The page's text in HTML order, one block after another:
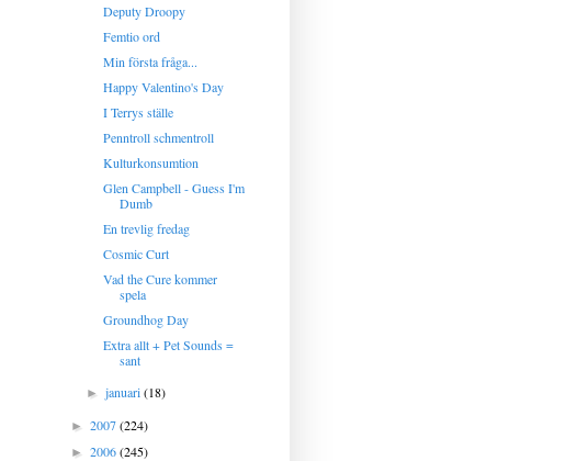
Deputy Droopy
Femtio ord
Min första fråga...
Happy Valentino's Day
I Terrys ställe
Penntroll schmentroll
Kulturkonsumtion
Glen Campbell - Guess I'm
Dumb
En trevlig fredag
Cosmic Curt
Vad the Cure kommer
spela
Groundhog Day
Extra allt + Pet Sounds =
sant
►januari(18)
► 2007(224)
► 2006(245)